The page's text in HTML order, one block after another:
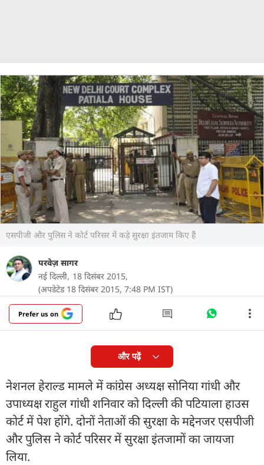
एसपीजी और पुलिस ने कोर्ट परिसर में कड़े सुरक्षा इंतजाम किए हैं
परवेज़ सागर
नई दिल्ली, 18 दिसंबर 2015,
(अपडेटेड 18 दिसंबर 2015, 7:48 PM IST)
Prefer us on
और पढ़ें
नेशनल हेराल्ड मामले में कांग्रेस अध्यक्ष सोनिया गांधी और
उपाध्यक्ष राहुल गांधी शनिवार को दिल्ली की पटियाला हाउस
कोर्ट में पेश होंगे. दोनों नेताओं की सुरक्षा के मद्देनजर एसपीजी
और पुलिस ने कोर्ट परिसर में सुरक्षा इंतजामों का जायजा
लिया.